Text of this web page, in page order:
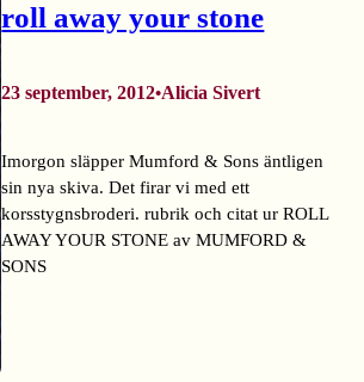
roll away your stone
23 september, 2012•Alicia Sivert
Imorgon släpper Mumford & Sons äntligen
sin nya skiva. Det firar vi med ett
korsstygnsbroderi. rubrik och citat ur ROLL
AWAY YOUR STONE av MUMFORD &
SONS